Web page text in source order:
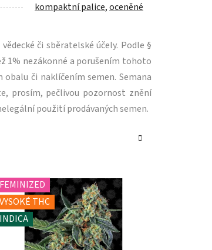
kompaktní palice,oceněné
či sběratelské účely. Podle §
1% nezákonné a porušením tohoto
či naklíčením semen. Semana
prosím, pečlivou pozornost znění
použití prodávaných semen.
FEMINIZED
VYSOKÉ THC
INDICA